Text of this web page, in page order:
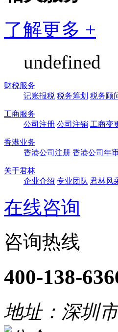
了解更多 +
undefined
财税服务
记账报税 税务筹划 税务顾
工商服务
公司注册 公司注销 工商变
香港业务
香港公司注册 香港公司年
关于君林
企业介绍 专业团队 君林风
在线咨询
咨询热线
400-138-
地址：深圳